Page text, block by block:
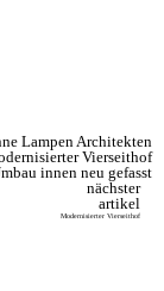
nächster
artikel
Modernisierter Vierseithof